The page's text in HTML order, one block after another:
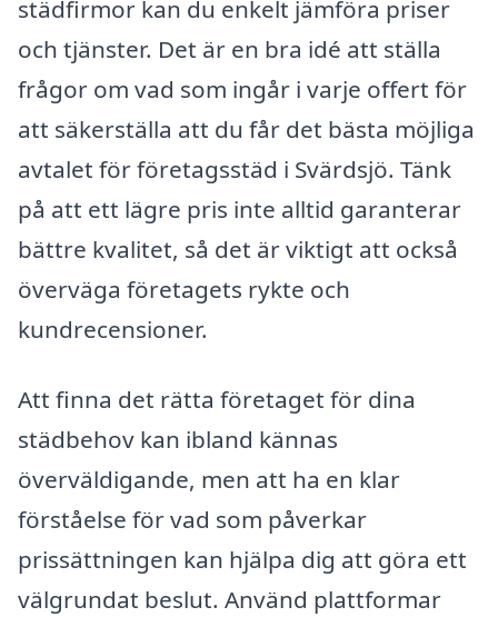
städfirmor kan du enkelt jämföra priser
och tjänster. Det är en bra idé att ställa
frågor om vad som ingår i varje offert för
att säkerställa att du får det bästa möjliga
avtalet för företagsstäd i Svärdsjö. Tänk
på att ett lägre pris inte alltid garanterar
bättre kvalitet, så det är viktigt att också
överväga företagets rykte och
kundrecensioner.
Att finna det rätta företaget för dina
städbehov kan ibland kännas
överväldigande, men att ha en klar
förståelse för vad som påverkar
prissättningen kan hjälpa dig att göra ett
välgrundat beslut. Använd plattformar